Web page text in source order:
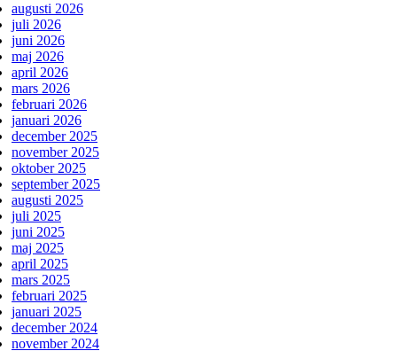
augusti 2026
juli 2026
juni 2026
maj 2026
april 2026
mars 2026
februari 2026
januari 2026
december 2025
november 2025
oktober 2025
september 2025
augusti 2025
juli 2025
juni 2025
maj 2025
april 2025
mars 2025
februari 2025
januari 2025
december 2024
november 2024